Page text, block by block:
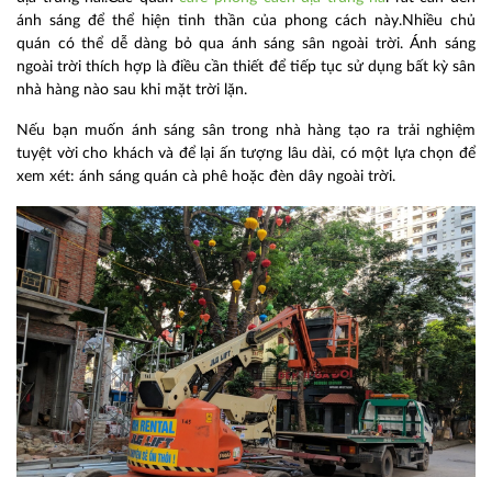
ánh sáng để thể hiện tinh thần của phong cách này.Nhiều chủ
quán có thể dễ dàng bỏ qua ánh sáng sân ngoài trời. Ánh sáng
ngoài trời thích hợp là điều cần thiết để tiếp tục sử dụng bất kỳ sân
nhà hàng nào sau khi mặt trời lặn.
Nếu bạn muốn ánh sáng sân trong nhà hàng tạo ra trải nghiệm
tuyệt vời cho khách và để lại ấn tượng lâu dài, có một lựa chọn để
xem xét: ánh sáng quán cà phê hoặc đèn dây ngoài trời.